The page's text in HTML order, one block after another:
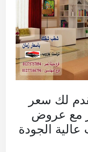
لك سعر
٦ أكتوبر مع عروض
الجودة